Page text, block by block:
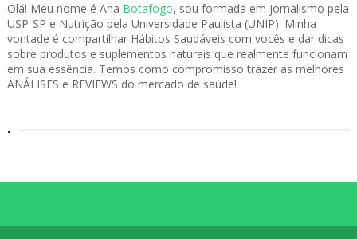
Olá! Meu nome é Ana Botafogo, sou formada em jornalismo pela
USP-SP e Nutrição pela Universidade Paulista (UNIP). Minha
vontade é compartilhar Hábitos Saudáveis com vocês e dar dicas
sobre produtos e suplementos naturais que realmente funcionam
em sua essência. Temos como compromisso trazer as melhores
ANÁLISES e REVIEWS do mercado de saúde!
.